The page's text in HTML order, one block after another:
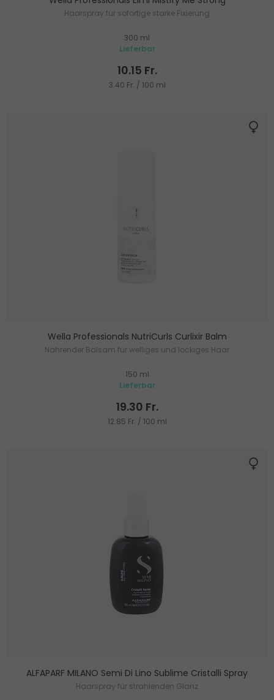
Haarspray für sofortige starke Fixierung
300 ml
Lieferbar
10.15 Fr.
3.40 Fr. / 100 ml
Wella Professionals NutriCurls Curlixir Balm
Nährender Balsam für welliges und lockiges Haar
150 ml
Lieferbar
19.30 Fr.
12.85 Fr. / 100 ml
ALFAPARF MILANO Semi Di Lino Sublime Cristalli Spray
Haarspray für strahlenden Glanz